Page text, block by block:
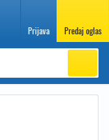
Prijava Predaj oglas